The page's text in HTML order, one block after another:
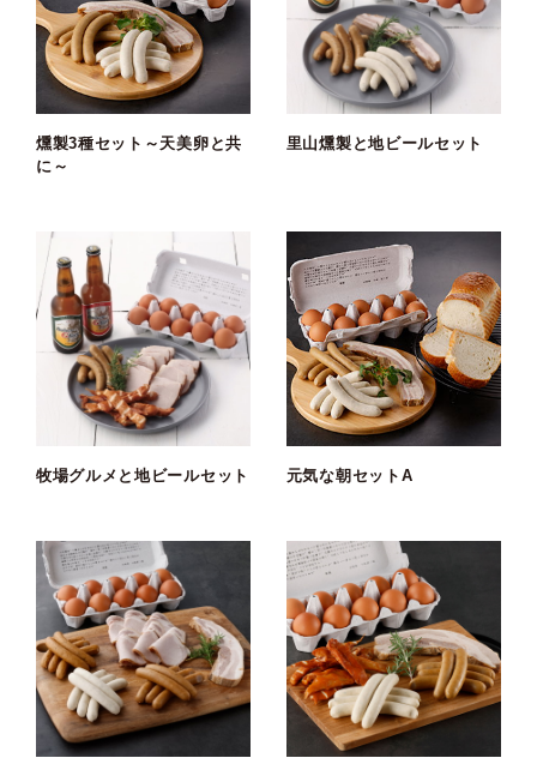
燻製3種セット～天美卵と共
に～
里山燻製と地ビールセット
牧場グルメと地ビールセット 元気な朝セットA